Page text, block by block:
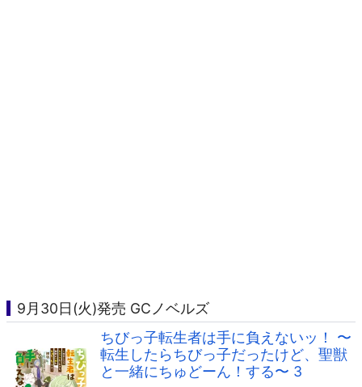
9月30日(火)発売 GCノベルズ
ちびっ子転生者は手に負えないッ！ 〜
転生したらちびっ子だったけど、聖獣
と一緒にちゅどーん！する〜 3